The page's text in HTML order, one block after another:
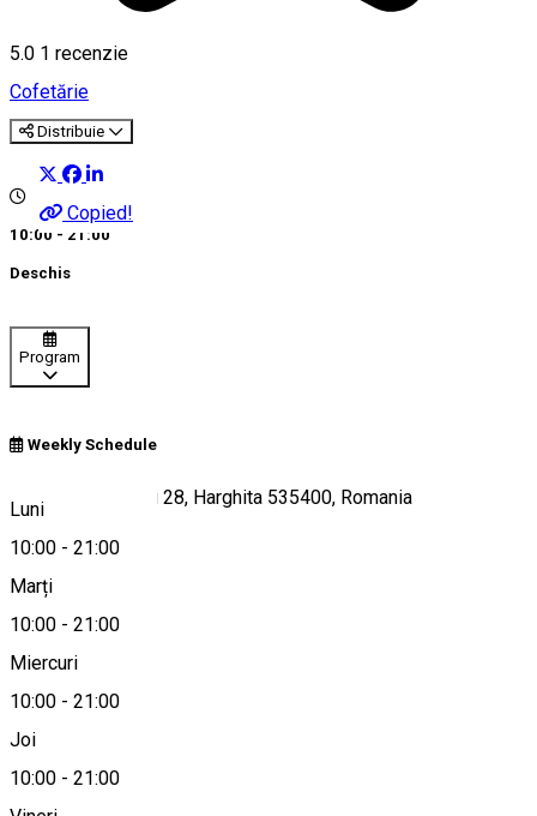
5.0 1 recenzie
Cofetărie
Distribuie
Copied!
10:00 - 21:00
Deschis
Program
Weekly Schedule
Luni
10:00 - 21:00
Marți
10:00 - 21:00
Miercuri
10:00 - 21:00
Joi
10:00 - 21:00
Strada Csekefalvi 28, Harghita 535400, Romania
Hartă